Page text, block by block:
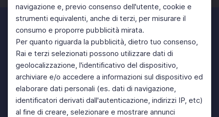
navigazione e, previo consenso dell'utente, cookie e
strumenti equivalenti, anche di terzi, per misurare il
consumo e proporre pubblicità mirata.
Per quanto riguarda la pubblicità, dietro tuo consenso,
Rai e terzi selezionati possono utilizzare dati di
geolocalizzazione, l'identificativo del dispositivo,
archiviare e/o accedere a informazioni sul dispositivo ed
elaborare dati personali (es. dati di navigazione,
identificatori derivati dall'autenticazione, indirizzi IP, etc)
al fine di creare, selezionare e mostrare annunci